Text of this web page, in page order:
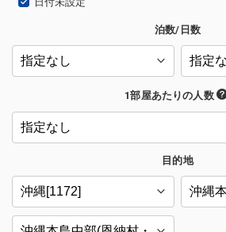
泊数/日数
1部屋あたりの人数
目的地